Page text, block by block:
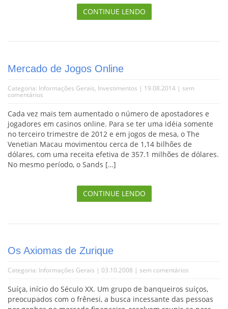
CONTINUE LENDO
Mercado de Jogos Online
Categoria: Informações Gerais, Investimentos | 19.08.2014 | sem
comentários
Cada vez mais tem aumentado o número de apostadores e
jogadores em casinos online. Para se ter uma idéia somente
no terceiro trimestre de 2012 e em jogos de mesa, o The
Venetian Macau movimentou cerca de 1,14 bilhões de
dólares, com uma receita efetiva de 357.1 milhões de dólares.
No mesmo período, o Sands […]
CONTINUE LENDO
Os Axiomas de Zurique
Categoria: Informações Gerais | 03.10.2008 | sem comentários
Suíça, início do Século XX. Um grupo de banqueiros suíços,
preocupados com o frênesi, a busca incessante das pessoas